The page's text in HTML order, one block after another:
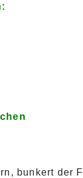
bunkert der